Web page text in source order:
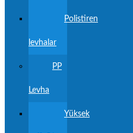
Polistiren
levhalar
PP
Levha
Yüksek